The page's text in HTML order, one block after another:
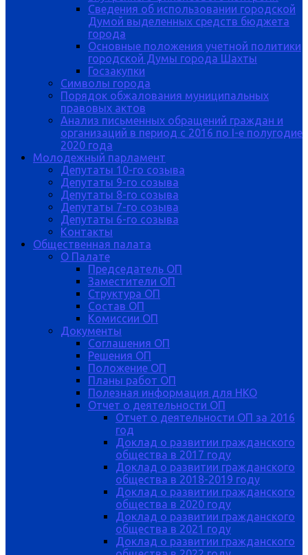
Сведения об использовании городской
Думой выделенных средств бюджета
города
Основные положения учетной политики
городской Думы города Шахты
Госзакупки
Символы города
Порядок обжалования муниципальных
правовых актов
Анализ письменных обращений граждан и
организаций в период с 2016 по I-е полугодие
2020 года
Молодежный парламент
Депутаты 10-го созыва
Депутаты 9-го созыва
Депутаты 8-го созыва
Депутаты 7-го созыва
Депутаты 6-го созыва
Контакты
Общественная палата
О Палате
Председатель ОП
Заместители ОП
Структура ОП
Состав ОП
Комиссии ОП
Документы
Соглашения ОП
Решения ОП
Положение ОП
Планы работ ОП
Полезная информация для НКО
Отчет о деятельности ОП
Отчет о деятельности ОП за 2016
год
Доклад о развитии гражданского
общества в 2017 году
Доклад о развитии гражданского
общества в 2018-2019 году
Доклад о развитии гражданского
общества в 2020 году
Доклад о развитии гражданского
общества в 2021 году
Доклад о развитии гражданского